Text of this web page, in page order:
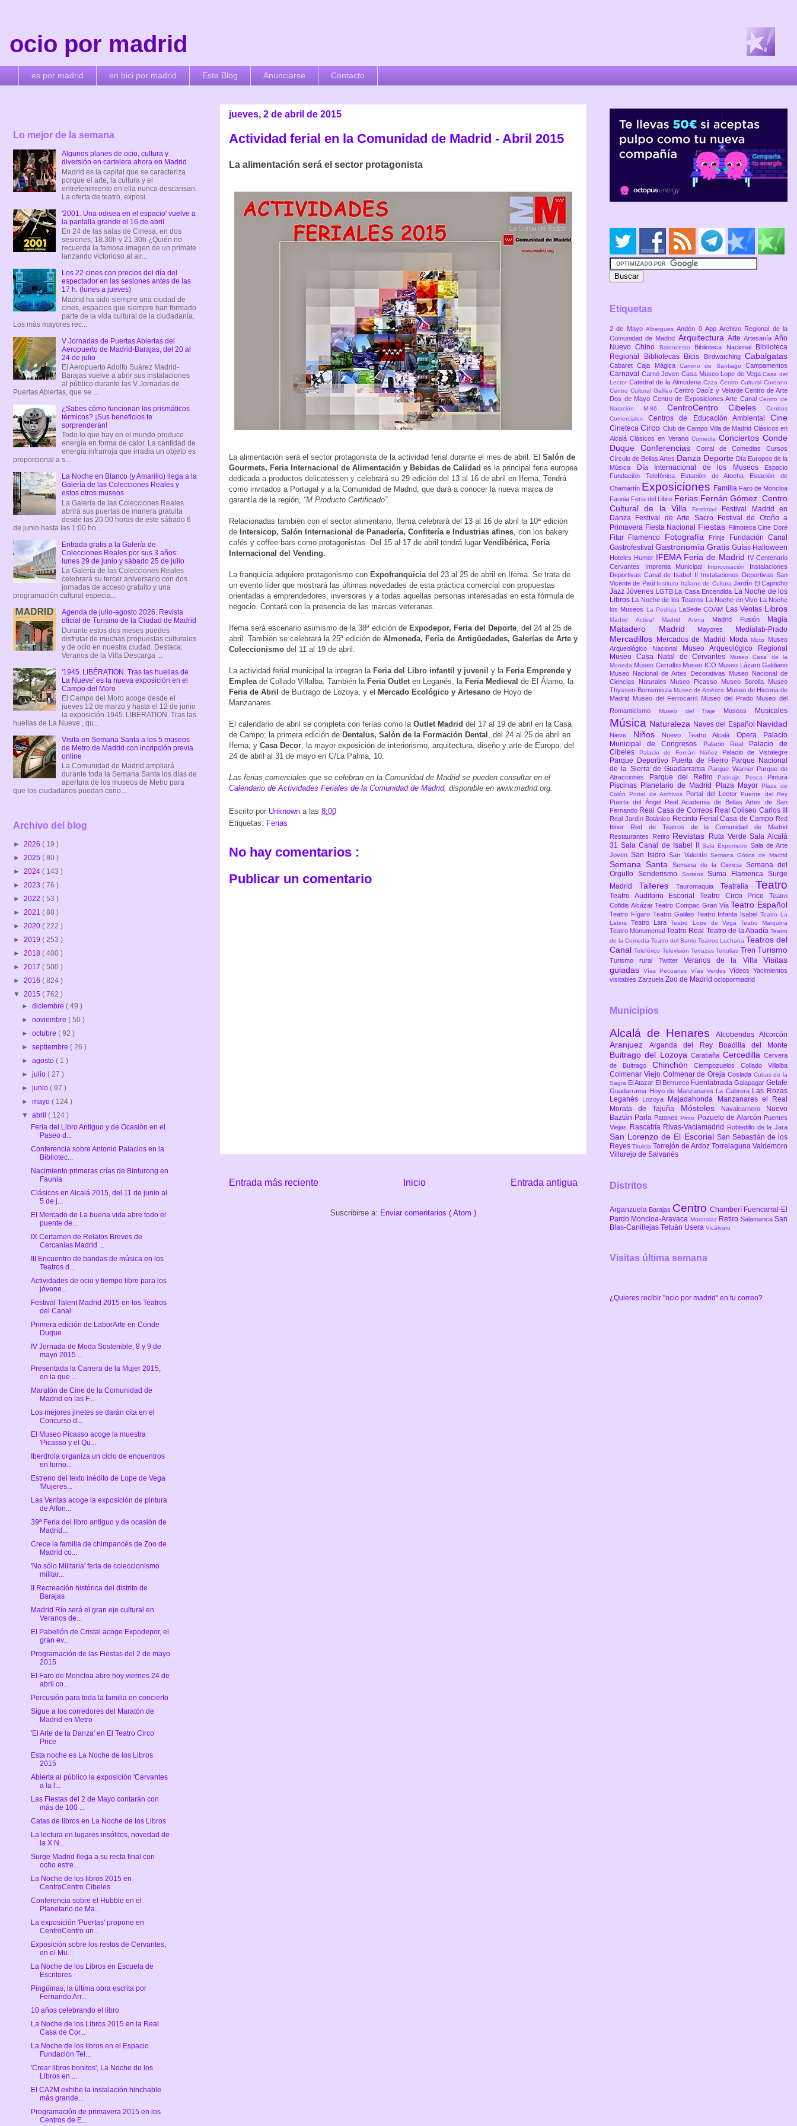
ocio por madrid
es por madrid en bici por madrid Este Blog Anunciarse Contacto
jueves, 2 de abril de 2015
Actividad ferial en la Comunidad de Madrid - Abril 2015
La alimentación será el sector protagonista
La alimentación será el sector protagonista de la actividad ferial durante el mes de abril. El Salón de
Gourmets, Feria Internacional de Alimentación y Bebidas de Calidad es la principal feria europea
dedicada a productos delicatessen y celebrará su 29 edición del 13 al 16 de abril en Ifema, Tendrá
como invitados a Portugal y a la Comunidad de Madrid, que dará a conocer la nueva marca de
garantía de la región, “M Producto Certificado”.
Relacionadas también con el sector alimentario, Ifema celebrará del 13 al 16 de abril la 10ª edición
de Intersicop, Salón Internacional de Panadería, Confitería e Industrias afines, con los bakery
cafés y coffee bars como protagonistas. Del 15 al 17 de abril tendrá lugar Vendibérica, Feria
Internacional del Vending.
La franquicia adquiere protagonismo con Expofranquiciadel 23 al 25 de abril en Ifema. Se trata de
un evento líder que mostrará las últimas novedades de esta práctica comercial con propuestas
orientadas a emprendedores, inversores y a todas aquellas personas interesadas en esta fórmula de
negocio. Contará con la presencia de las marcas veteranas.
Ifema será escenario asimismo de la 38ª edición de Expodepor, Feria del Deporte, del 24 al 25 de
abril. También se celebrará la 25ª edición de Almoneda, Feria de Antigüedades, Galerías de Arte y
Coleccionismo del 11 al 19 de abril.
La actividad ferial municipal la integran la Feria del Libro infantil y juvenil y la Feria Emprende y
Empleade Collado Villalba. También la Feria Outleten Leganés, la Feria Medieval de El Álamo, la
Feria de Abril de Buitrago de Lozoya, y el Mercado Ecológico y Artesano de Hoyo de
Manzanares.
El calendario de abril se completa con ferias como la Outlet Madrid del 17 al 19 de abril en la Casa
de Campo; la primera edición de Dentalus, Salón de la Formación Dental , del 24 al 25 de abril en
Ifema; y Casa Decor, la mayor exposición de interiorismo, arquitectura, diseño y arte de Europa, del
24 de abril al 31 de mayo en C/La Palma, 10.
Las ferias comerciales que se celebran en la Comunidad de Madrid se pueden consultar en el
Calendario de Actividades Feriales de la Comunidad de Madrid, disponible en www.madrid.org.
Escrito por Unknown a las 8:00
Etiquetas: Ferias
No hay comentarios :
Publicar un comentario
Entrada más reciente Entrada antigua
Inicio
Suscribirse a: Enviar comentarios ( Atom )
Lo mejor de la semana
Algunos planes de ocio, cultura y
diversión en cartelera ahora en Madrid
Madrid es la capital que se caracteriza
porque el arte, la cultura y el
entretenimiento en ella nunca descansan.
La oferta de teatro, exposi...
'2001. Una odisea en el espacio' vuelve a
la pantalla grande el 16 de abril
En 24 de las salas de Cinesa, en dos
sesiones, 18.30h y 21.30h ¿Quién no
recuerda la famosa imagen de un primate
lanzando victorioso al air...
Los 22 cines con precios del día del
espectador en las sesiones antes de las
17 h. (lunes a jueves)
Madrid ha sido siempre una ciudad de
cines, espacios que siempre han formado
parte de la vida cultural de la ciudadanía.
Los más mayores rec...
V Jornadas de Puertas Abiertas del
Aeropuerto de Madrid-Barajas, del 20 al
24 de julio
El Aeropuerto Adolfo Suárez Madrid-
Barajas vuelve a abrir sus instalaciones
al público durante las V Jornadas de
Puertas Abiertas, que se ...
¿Sabes cómo funcionan los prismáticos
térmicos? ¡Sus beneficios te
sorprenderán!
Todo lo que hay en el mundo produce
energía en forma de calor. La cantidad de
energía infrarroja que irradia un objeto es
proporcional a s...
La Noche en Blanco (y Amarillo) llega a la
Galería de las Colecciones Reales y
estos otros museos
La Galería de las Colecciones Reales
abrirá sus puertas de manera gratuita
desde las 20:00 horas de este sábado 6
de junio hasta las 1:00 ho...
Entrada gratis a la Galería de
Colecciones Reales por sus 3 años:
lunes 29 de junio y sábado 25 de julio
La Galería de las Colecciones Reales
celebrará su tercer aniversario con dos
jornadas de acceso gratuito y una
programación cultural especia...
Agenda de julio-agosto 2026. Revista
oficial de Turismo de la Ciudad de Madrid
Durante estos dos meses puedes
disfrutar de muchas propuestas culturales
y de ocio en nuestra ciudad. Destaca:
Veranos de la Villa Descarga ...
'1945. LIBÉRATION. Tras las huellas de
La Nueve' es la nueva exposición en el
Campo del Moro
El Campo del Moro acoge desde el
jueves 12 de marzo y hasta el 12 de junio
la exposición 1945. LIBÉRATION. Tras las
huellas de La Nueve , qu...
Visita en Semana Santa a los 5 museos
de Metro de Madrid con incripción previa
online
La Comunidad de Madrid ampliará
durante toda la Semana Santa los días de
apertura de los museos de Metro para
que los ciudadanos puedan cono...
Archivo del blog
► 2026 ( 19 )
► 2025 ( 80 )
► 2024 ( 143 )
► 2023 ( 76 )
► 2022 ( 53 )
► 2021 ( 88 )
► 2020 ( 222 )
► 2019 ( 253 )
► 2018 ( 400 )
► 2017 ( 500 )
► 2016 ( 824 )
▼ 2015 ( 762 )
►diciembre( 49 )
►noviembre( 50 )
►octubre( 92 )
►septiembre( 26 )
►agosto( 1 )
►julio( 27 )
►junio( 97 )
►mayo( 124 )
▼abril( 124 )
Feria del Libro Antiguo y de Ocasión en el
Paseo d...
Conferencia sobre Antonio Palacios en la
Bibliotec...
Nacimiento primeras crías de Binturong en
Faunia
Clásicos en Alcalá 2015, del 11 de junio al
5 de j...
El Mercado de La buena vida abre todo el
puente de...
IX Certamen de Relatos Breves de
Cercanías Madrid ...
III Encuentro de bandas de música en los
Teatros d...
Actividades de ocio y tiempo libre para los
jóvene...
Festival Talent Madrid 2015 en los Teatros
del Canal
Primera edición de LaborArte en Conde
Duque
IV Jornada de Moda Sostenible, 8 y 9 de
mayo 2015 ...
Presentada la Carrera de la Mujer 2015,
en la que ...
Maratón de Cine de la Comunidad de
Madrid en las F...
Los mejores jinetes se darán cita en el
Concurso d...
El Museo Picasso acoge la muestra
'Picasso y el Qu...
Iberdrola organiza un ciclo de encuentros
en torno...
Estreno del texto inédito de Lope de Vega
'Mujeres...
Las Ventas acoge la exposición de pintura
de Alfon...
39ª Feria del libro antiguo y de ocasión de
Madrid...
Crece la familia de chimpancés de Zoo de
Madrid co...
'No sólo Militaria' feria de coleccionismo
militar...
II Recreación histórica del distrito de
Barajas
Madrid Río será el gran eje cultural en
Veranos de...
El Pabellón de Cristal acoge Expodepor, el
gran ev...
Programación de las Fiestas del 2 de mayo
2015
El Faro de Moncloa abre hoy viernes 24 de
abril co...
Percusión para toda la familia en concierto
Sigue a los corredores del Maratón de
Madrid en Metro
'El Arte de la Danza' en El Teatro Circo
Price
Esta noche es La Noche de los Libros
2015
Abierta al público la exposición 'Cervantes
a la l...
Las Fiestas del 2 de Mayo contarán con
más de 100 ...
Catas de libros en La Noche de los Libros
La lectura en lugares insólitos, novedad de
la X N...
Surge Madrid llega a su recta final con
ocho estre...
La Noche de los libros 2015 en
CentroCentro Cibeles
Conferencia sobre el Hubble en el
Planetario de Ma...
La exposición 'Puertas' propone en
CentroCentro un...
Exposición sobre los restos de Cervantes,
en el Mu...
La Noche de los Libros en Escuela de
Escritores
Pingüinas, la última obra escrita por
Fernando Arr...
10 años celebrando el libro
La Noche de los Libros 2015 en la Real
Casa de Cor...
La Noche de los libros en el Espacio
Fundación Tel...
'Crear libros bonitos', La Noche de los
Libros en ...
El CA2M exhibe la instalación hinchable
más grande...
Programación de primavera 2015 en los
Centros de E...
Etiquetas
2 de Mayo AlberguesAndén 0 AppArchivo Regional de la
Comunidad de Madrid Arquitectura Arte ArtesaníaAño
Nuevo Chino
Baloncesto Biblioteca Nacional
Biblioteca
Regional
Bibliotecas Bicis Birdwatching Cabalgatas
CabaretCaja MágicaCamino de SantiagoCampamentos
Carnaval Carné JovenCasa Museo Lope de VegaCasa del
LectorCatedral de la Almudena Caza Centro Cultural Coreano
Centro Cultural GalileoCentro Daoíz y VelardeCentro de Arte
Dos de Mayo Centro de Exposiciones Arte CanalCentro de
Natación M-86 CentroCentro Cibeles
Centros
ComercialesCentros de Educación AmbientalCine
CinetecaCirco Club de Campo Villa de Madrid Clásicos en
AlcaláClásicos en Verano Comedia ConciertosConde
Duque Conferencias Corral de Comedias Cursos
Círculo de Bellas Artes Danza Deporte Día Europeo de la
Música
Día Internacional de los Museos
Espacio
Fundación Telefónica
Estación de Atocha
Estación de
Chamartín Exposiciones Familia Faro de Moncloa
Faunia Feria del Libro Ferias Fernán Gómez. Centro
Cultural de la VillaFestimad
Festival Madrid en
Danza
Festival de Arte Sacro
Festival de Otoño a
Primavera Fiesta Nacional Fiestas Filmoteca Cine Doré
Fitur Flamenco Fotografía Frinje
Fundación Canal
Gastrofestival Gastronomía Gratis Guías Halloween
Hoteles Humor IFEMA Feria de Madrid
IV Centenario
Cervantes
Imprenta Municipal Improvisación
Instalaciones
Deportivas Canal de Isabel II
Instalaciones Deportivas San
Vicente de Paúl
Instituto Italiano de CulturaJardín El Capricho
JazzJóvenes LGTB La Casa Encendida La Noche de los
Libros
La Noche de los Teatros La Noche en Vivo
La Noche
los Museos
La Pedriza LaSede COAM Las Ventas Libros
Madrid Activa! Madrid Arena Madrid Fusión Magia
Matadero Madrid Mayores Medialab-Prado
Mercadillos Mercados de Madrid ModaMoto Museo
Arqueológico Nacional
Museo Arqueológico Regional
Museo Casa Natal de Cervantes
Museo Casa de la
Moneda Museo Cerralbo Museo ICO Museo Lázaro Galdiano
Museo Nacional de Artes Decorativas Museo Nacional de
Ciencias Naturales Museo Picasso Museo Sorolla Museo
Thyssen-BornemiszaMuseo de América Museo de Historia de
Madrid
Museo del Ferrocarril Museo del Prado Museo del
Romanticismo
Museo del Traje Museos Musicales
Música Naturaleza Naves del Español Navidad
Nieve Niños Nuevo Teatro Alcalá Opera
Palacio
Municipal de Congresos
Palacio Real
Palacio de
Cibeles
Palacio de Fernán Núñez Palacio de Vistalegre
Parque Deportivo Puerta de Hierro Parque Nacional
de la Sierra de Guadarrama Parque Warner Parque de
Atracciones
Parque del Retiro Patinaje Pesca Pintura
Piscinas Planetario de Madrid Plaza Mayor
Plaza de
Colón Portal de Archivos Portal del LectorPuente del Rey
Puerta del Ángel
Real Academia de Bellas Artes de San
Fernando Real Casa de Correos Real Coliseo Carlos III
Real Jardín Botánico Recinto Ferial Casa de Campo Red
Itiner
Red de Teatros de la Comunidad de Madrid
Restaurantes
Retiro Revistas Ruta VerdeSala Alcalá
31Sala Canal de Isabel IISala Expometro Sala de Arte
JovenSan IsidroSan Valentín Semana Gótica de Madrid
Semana Santa Semana de la Ciencia Semana del
Orgullo Senderismo SorteosSuma FlamencaSurge
Madrid Talleres Tauromaquia Teatralia Teatro
Teatro Auditorio Escorial Teatro Circo Price Teatro
Cofidis AlcázarTeatro Compac Gran Vía Teatro Español
Teatro Fígaro Teatro Galileo Teatro Infanta IsabelTeatro La
Latina Teatro LaraTeatro Lope de Vega Teatro Marquina
Teatro Monumental Teatro Real Teatro de la Abadía Teatro
de la Comedia Teatro del Barrio Teatros Luchana Teatros del
CanalTeleférico TelevisiónTerrazasTertulias Tren Turismo
Turismo rural Twitter Veranos de la VillaVisitas
guiadasVías Pecuarias Vías Verdes VídeosYacimientos
visitables Zarzuela Zoo de Madrid ociopormadrid
Municipios
Alcalá de Henares Alcobendas Alcorcón
AranjuezArganda del Rey Boadilla del Monte
Buitrago del LozoyaCarabaña CercedillaCervera
de Buitrago ChinchónCiempozuelosCollado Villalba
Colmenar Viejo Colmenar de Oreja Coslada Cubas de la
Sagra El Atazar El Berrueco Fuenlabrada Galapagar Getafe
Guadarrama Hoyo de Manzanares La Cabrera Las Rozas
Leganés
Lozoya Majadahonda
Manzanares el Real
Morata de Tajuña Móstoles Navalcarnero
Nuevo
Baztán Parla PatonesPinto Pozuelo de Alarcón Puentes
Viejas
Rascafría Rivas-Vaciamadrid Robledillo de la Jara
San Lorenzo de El Escorial San Sebastián de los
Reyes Titulcia Torrejón de Ardoz Torrelaguna Valdemoro
Villarejo de Salvanés
Distritos
Arganzuela Barajas Centro Chamberí Fuencarral-El
Pardo Moncloa-Aravaca Moratalaz Retiro SalamancaSan
Blas-Canillejas Tetuán Usera Vicálvaro
Visitas última semana
¿Quieres recibir "ocio por madrid" en tu correo?